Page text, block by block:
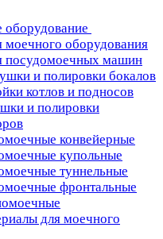
моечного оборудования
посудомоечных машин
и полировки бокалов
котлов и подносов
и полировки
конвейерные
купольные
туннельные
фронтальные
для моечного